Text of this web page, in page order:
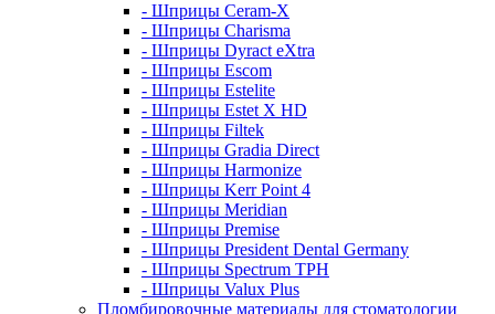
- Шприцы Ceram-X
- Шприцы Charisma
- Шприцы Dyract eXtra
- Шприцы Escom
- Шприцы Estelite
- Шприцы Estet X HD
- Шприцы Filtek
- Шприцы Gradia Direct
- Шприцы Harmonize
- Шприцы Kerr Point 4
- Шприцы Meridian
- Шприцы Premise
- Шприцы President Dental Germany
- Шприцы Spectrum TPH
- Шприцы Valux Plus
Пломбировочные материалы для стоматологии